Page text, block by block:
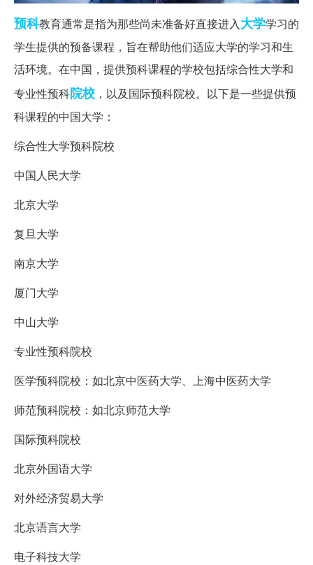
预科教育通常是指为那些尚未准备好直接进入大学学习的
学生提供的预备课程，旨在帮助他们适应大学的学习和生
活环境。在中国，提供预科课程的学校包括综合性大学和
专业性预科院校 ，以及国际预科院校。以下是一些提供预
科课程的中国大学：
综合性大学预科院校
中国人民大学
北京大学
复旦大学
南京大学
厦门大学
中山大学
专业性预科院校
医学预科院校：如北京中医药大学、上海中医药大学
师范预科院校：如北京师范大学
国际预科院校
北京外国语大学
对外经济贸易大学
北京语言大学
电子科技大学